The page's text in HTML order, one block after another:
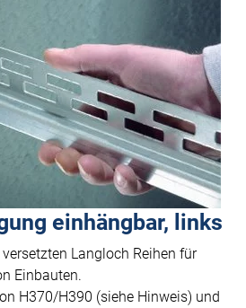
einhängbar, links
Langloch Reihen für
Einbauten.
H370/H390 (siehe Hinweis) und